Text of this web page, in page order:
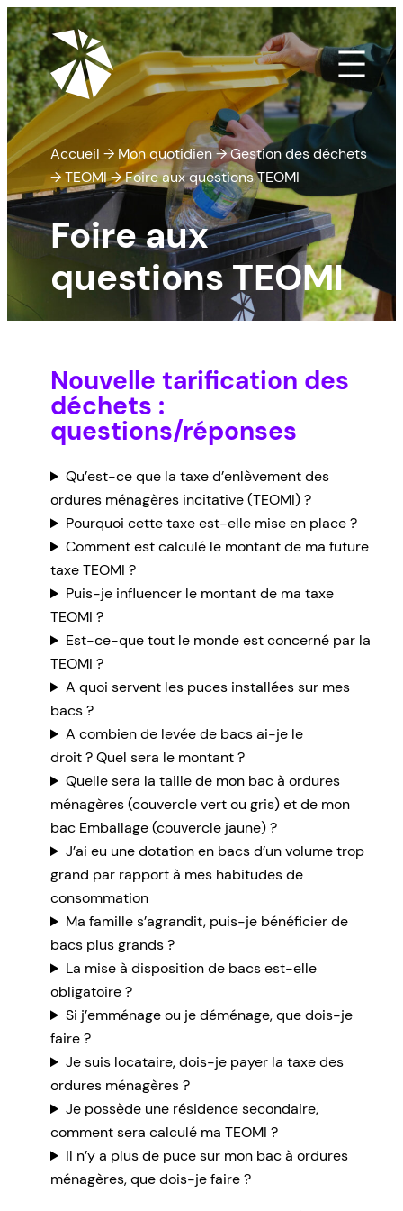
Aller
au
contenu
Accueil → Mon quotidien→Gestion des déchets
→TEOMI→Foire aux questions TEOMI
Foire aux
questions TEOMI
Nouvelle tarification des
déchets :
questions/réponses
Qu’est-ce que la taxe d’enlèvement des
ordures ménagères incitative (TEOMI) ?
Pourquoi cette taxe est-elle mise en place ?
Comment est calculé le montant de ma future
taxe TEOMI ?
Puis-je influencer le montant de ma taxe
TEOMI ?
Est-ce-que tout le monde est concerné par la
TEOMI ?
A quoi servent les puces installées sur mes
bacs ?
A combien de levée de bacs ai-je le
droit ? Quel sera le montant ?
Quelle sera la taille de mon bac à ordures
ménagères (couvercle vert ou gris) et de mon
bac Emballage (couvercle jaune) ?
J’ai eu une dotation en bacs d’un volume trop
grand par rapport à mes habitudes de
consommation
Ma famille s’agrandit, puis-je bénéficier de
bacs plus grands ?
La mise à disposition de bacs est-elle
obligatoire ?
Si j’emménage ou je déménage, que dois-je
faire ?
Je suis locataire, dois-je payer la taxe des
ordures ménagères ?
Je possède une résidence secondaire,
comment sera calculé ma TEOMI ?
Il n’y a plus de puce sur mon bac à ordures
ménagères, que dois-je faire ?